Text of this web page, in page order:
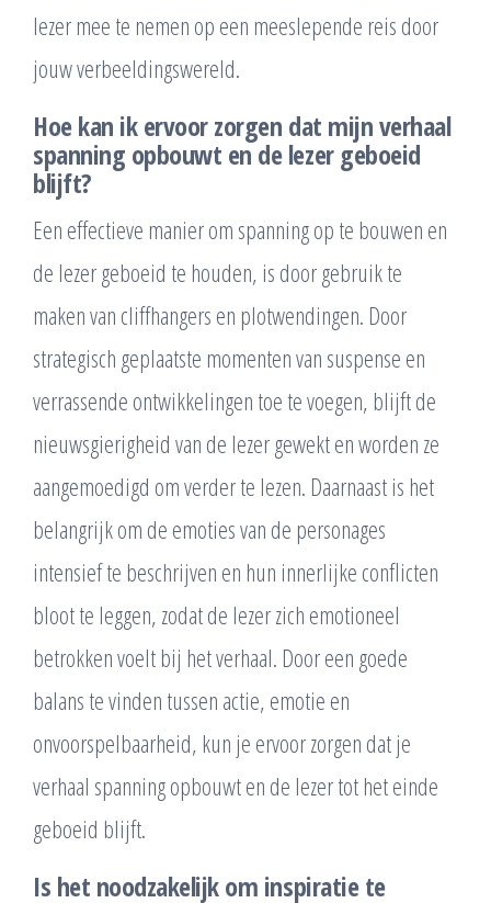
lezer mee te nemen op een meeslepende reis door
jouw verbeeldingswereld.
Hoe kan ik ervoor zorgen dat mijn verhaal
spanning opbouwt en de lezer geboeid
blijft?
Een effectieve manier om spanning op te bouwen en
de lezer geboeid te houden, is door gebruik te
maken van cliffhangers en plotwendingen. Door
strategisch geplaatste momenten van suspense en
verrassende ontwikkelingen toe te voegen, blijft de
nieuwsgierigheid van de lezer gewekt en worden ze
aangemoedigd om verder te lezen. Daarnaast is het
belangrijk om de emoties van de personages
intensief te beschrijven en hun innerlijke conflicten
bloot te leggen, zodat de lezer zich emotioneel
betrokken voelt bij het verhaal. Door een goede
balans te vinden tussen actie, emotie en
onvoorspelbaarheid, kun je ervoor zorgen dat je
verhaal spanning opbouwt en de lezer tot het einde
geboeid blijft.
Is het noodzakelijk om inspiratie te